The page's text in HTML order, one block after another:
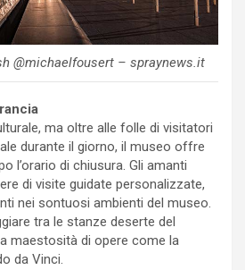
@michaelfousert – spraynews.it
ma oltre alle folle di visitatori
durante il giorno, il museo offre
l’orario di chiusura. Gli amanti
di visite guidate personalizzate,
nei sontuosi ambienti del museo.
tra le stanze deserte del
maestosità di opere come la
da Vinci.